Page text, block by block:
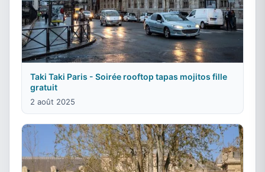
Taki Taki Paris - Soirée rooftop tapas mojitos fille
gratuit
2 août 2025